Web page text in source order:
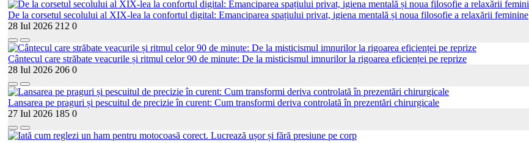
De la corsetul secolului al XIX-lea la confortul digital: Emanciparea spațiului privat, igiena mentală și noua filosofie a relaxării feminine
28 Iul 2026 212 0
Cântecul care străbate veacurile și ritmul celor 90 de minute: De la misticismul imnurilor la rigoarea eficienței pe reprize
28 Iul 2026 206 0
Lansarea pe praguri și pescuitul de precizie în curent: Cum transformi deriva controlată în prezentări chirurgicale
27 Iul 2026 185 0